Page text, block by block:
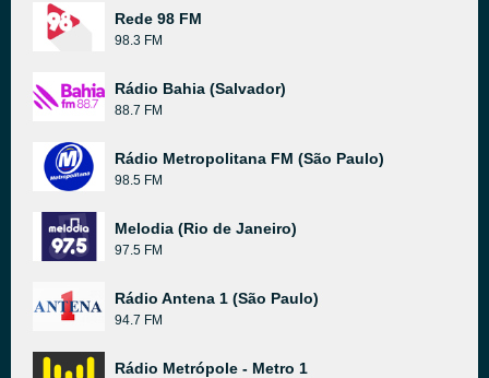
Rede 98 FM
98.3 FM
Rádio Bahia (Salvador)
88.7 FM
Rádio Metropolitana FM (São Paulo)
98.5 FM
Melodia (Rio de Janeiro)
97.5 FM
Rádio Antena 1 (São Paulo)
94.7 FM
Rádio Metrópole - Metro 1